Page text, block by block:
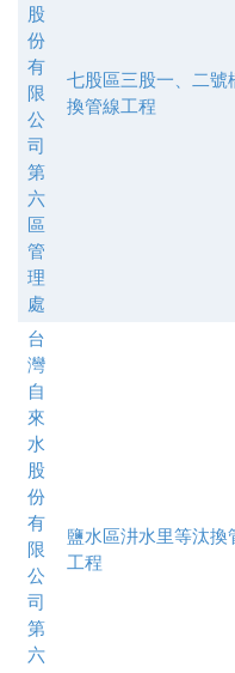
股
份
有
限
公
司
第
六
區
管
理
處
七股區三股一、二號
換管線工程
台
灣
自
來
水
股
份
有
限
公
司
第
六
鹽水區汫水里等汰換
工程